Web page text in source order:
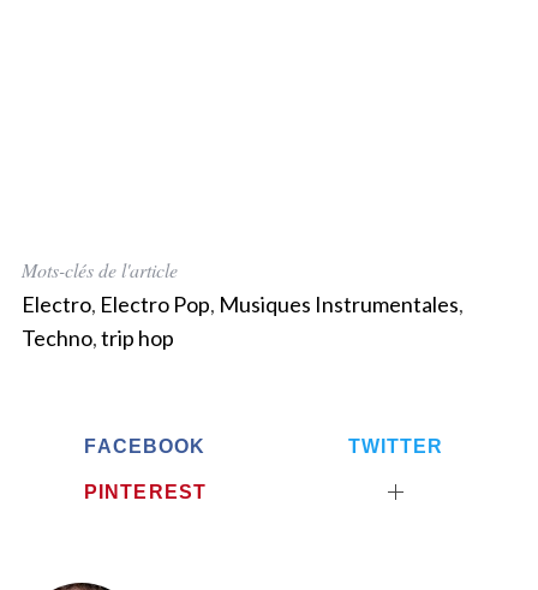
Mots-clés de l'article
Electro, Electro Pop, Musiques Instrumentales,
Techno,trip hop
FACEBOOK TWITTER
PINTEREST